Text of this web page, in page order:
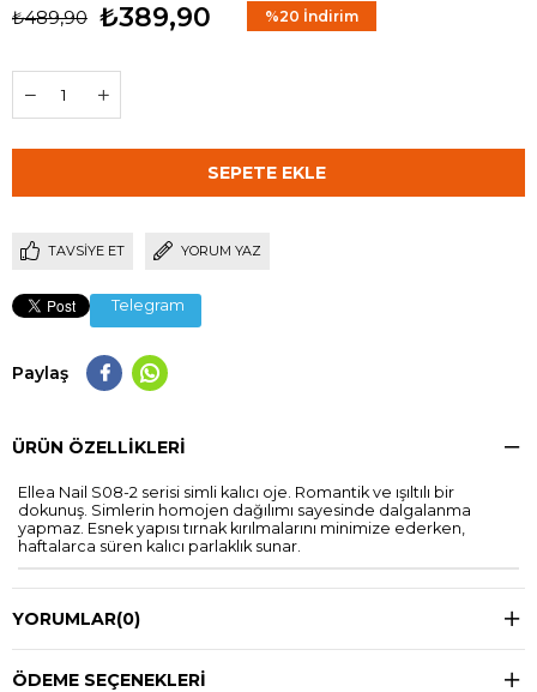
₺489,90 ₺389,90 %20 İndirim
TAVSIYE ET YORUM YAZ
Telegram
Paylaş
ÜRÜN ÖZELLIKLERI
Ellea Nail S08-2 serisi simli kalıcı oje. Romantik ve ışıltılı bir
dokunuş. Simlerin homojen dağılımı sayesinde dalgalanma
yapmaz. Esnek yapısı tırnak kırılmalarını minimize ederken,
haftalarca süren kalıcı parlaklık sunar.
YORUMLAR(0)
ÖDEME SEÇENEKLERI